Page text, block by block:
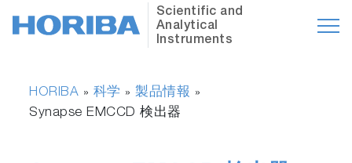
Scientific and
Analytical
Instruments
HORIBA » 科学 »製品情報 »
Synapse EMCCD 検出器